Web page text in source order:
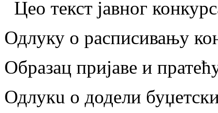
Цео текст јавног
Одлуку о расписивању
Образац пријаве и
Одлукu o додели